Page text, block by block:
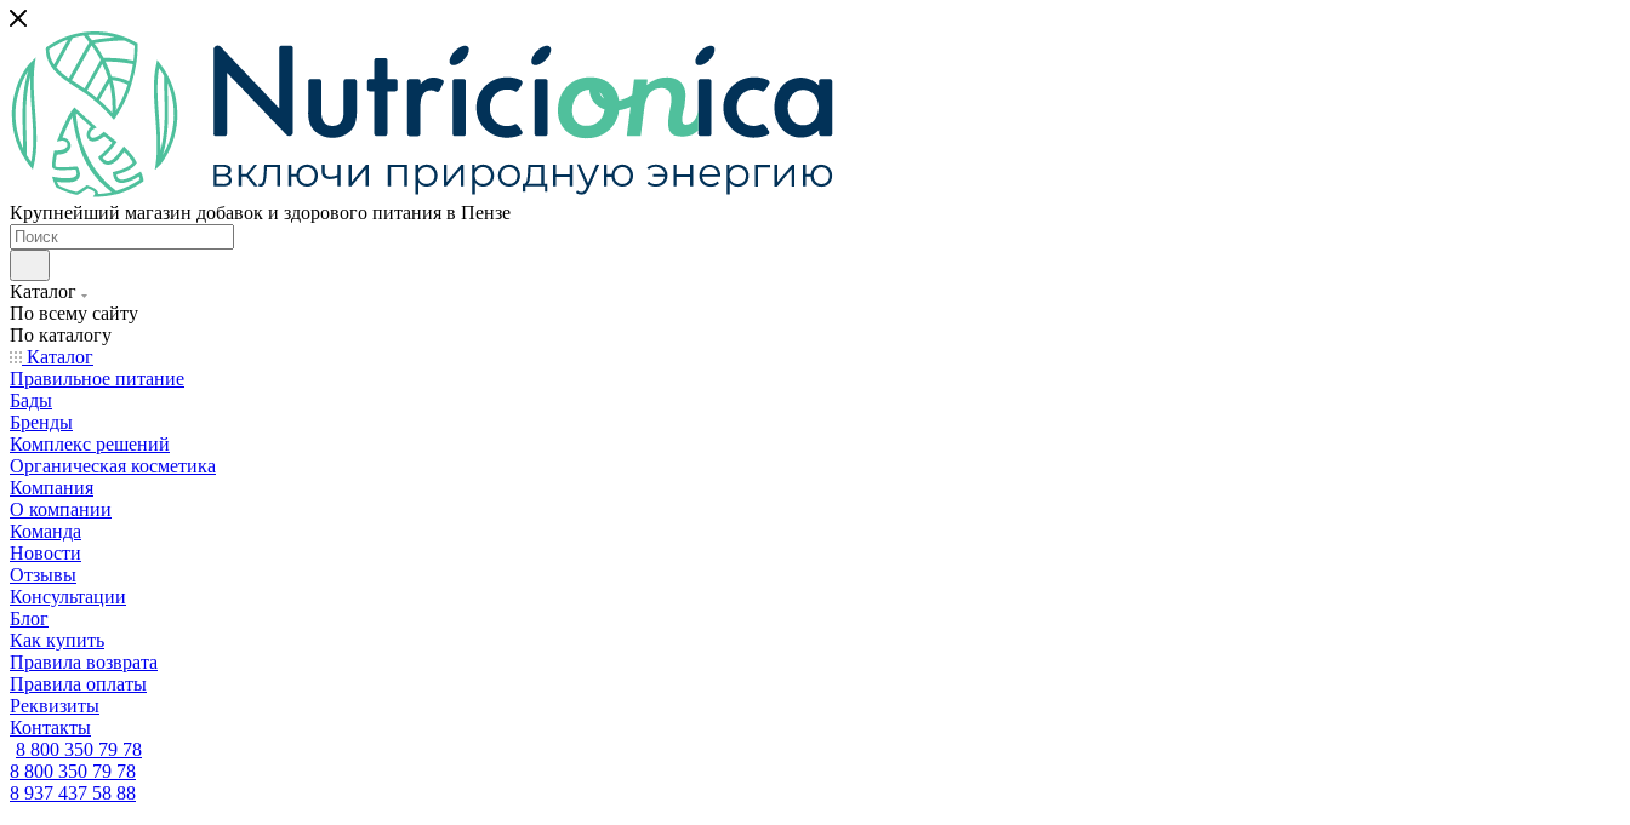
Крупнейший магазин добавок и здорового питания в Пензе
Каталог
По всему сайту
По каталогу
Каталог
Правильное питание
Бады
Бренды
Комплекс решений
Органическая косметика
Компания
О компании
Команда
Новости
Отзывы
Консультации
Блог
Как купить
Правила возврата
Правила оплаты
Реквизиты
Контакты
8 800 350 79 78
8 800 350 79 78
8 937 437 58 88